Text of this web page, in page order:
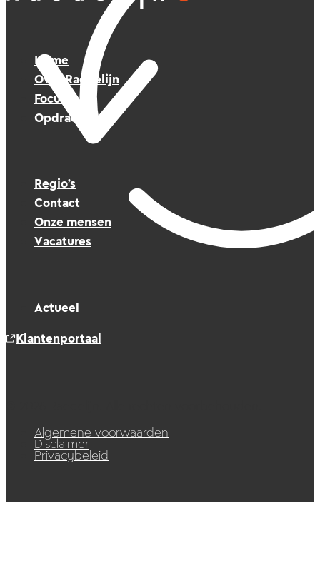
Home
Over Raedelijn
Focus
Opdrachten
Regio’s
Contact
Onze mensen
Vacatures
Actueel
Klantenportaal
Algemene voorwaarden
Disclaimer
Privacybeleid